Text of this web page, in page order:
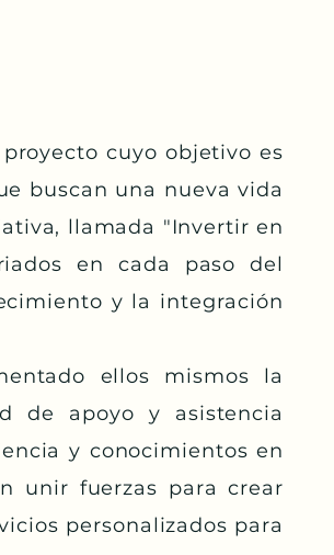
cuyo objetivo es
buscan una nueva vida
llamada "Invertir en
en cada paso del
y la integración
ellos mismos la
de apoyo y asistencia
y conocimientos en
unir fuerzas para crear
personalizados para